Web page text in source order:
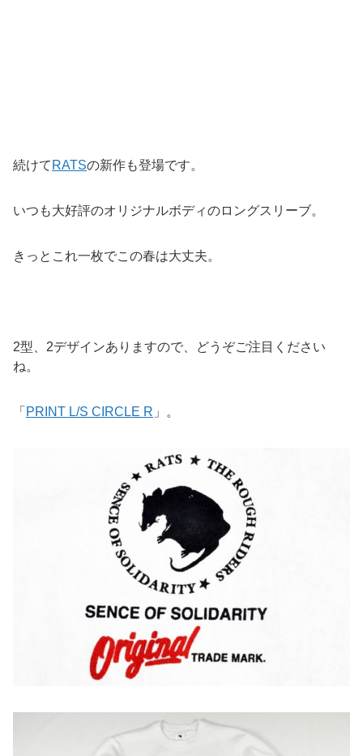
続けて RATSの新作も登場です。
いつも大好評のオリジナルボディのロングスリーブ。
きっとこれ一枚でこの春は大丈夫。
2型、2デザインありますので、どうぞご注目ください
ね。
「 PRINT L/S CIRCLE R 」。